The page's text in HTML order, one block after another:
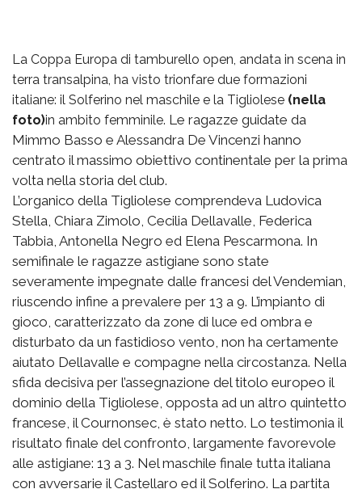
La Coppa Europa di tamburello open, andata in scena in
terra transalpina, ha visto trionfare due formazioni
italiane: il Solferino nel maschile e la Tigliolese (nella
foto)in ambito femminile. Le ragazze guidate da
Mimmo Basso e Alessandra De Vincenzi hanno
centrato il massimo obiettivo continentale per la prima
volta nella storia del club.
L’organico della Tigliolese comprendeva Ludovica
Stella, Chiara Zimolo, Cecilia Dellavalle, Federica
Tabbia, Antonella Negro ed Elena Pescarmona. In
semifinale le ragazze astigiane sono state
severamente impegnate dalle francesi del Vendemian,
riuscendo infine a prevalere per 13 a 9. L’impianto di
gioco, caratterizzato da zone di luce ed ombra e
disturbato da un fastidioso vento, non ha certamente
aiutato Dellavalle e compagne nella circostanza. Nella
sfida decisiva per l’assegnazione del titolo europeo il
dominio della Tigliolese, opposta ad un altro quintetto
francese, il Cournonsec, è stato netto. Lo testimonia il
risultato finale del confronto, largamente favorevole
alle astigiane: 13 a 3. Nel maschile finale tutta italiana
con avversarie il Castellaro ed il Solferino. La partita